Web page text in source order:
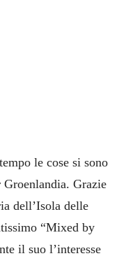
le cose si sono
Groenlandia. Grazie
dell’Isola delle
“Mixed by
il suo l’interesse